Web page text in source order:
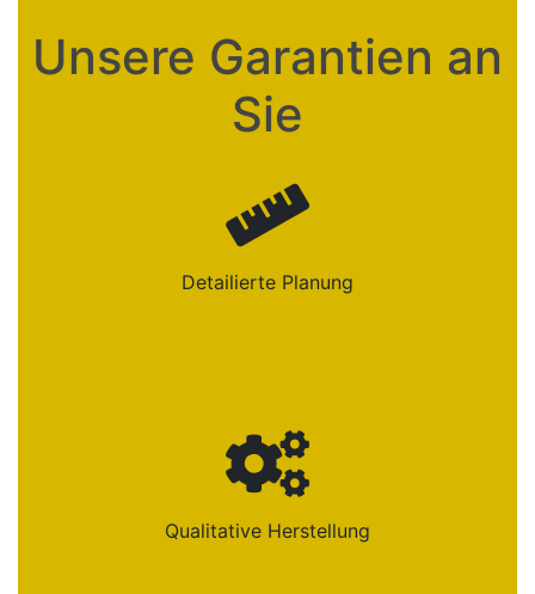
Unsere Garantien an
Sie
Detailierte Planung
Qualitative Herstellung